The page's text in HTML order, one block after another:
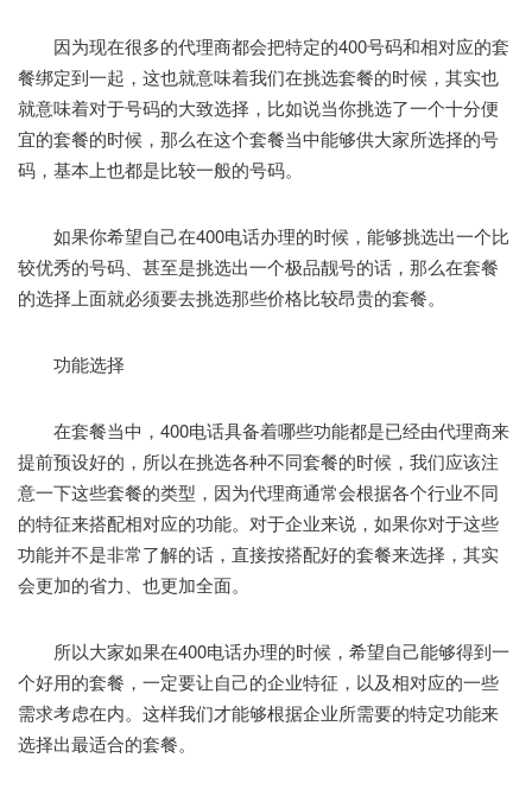
因为现在很多的代理商都会把特定的400号码和相对应的套
餐绑定到一起，这也就意味着我们在挑选套餐的时候，其实也
就意味着对于号码的大致选择，比如说当你挑选了一个十分便
宜的套餐的时候，那么在这个套餐当中能够供大家所选择的号
码，基本上也都是比较一般的号码。
如果你希望自己在400电话办理的时候，能够挑选出一个比
较优秀的号码、甚至是挑选出一个极品靓号的话，那么在套餐
的选择上面就必须要去挑选那些价格比较昂贵的套餐。
功能选择
在套餐当中，400电话具备着哪些功能都是已经由代理商来
提前预设好的，所以在挑选各种不同套餐的时候，我们应该注
意一下这些套餐的类型，因为代理商通常会根据各个行业不同
的特征来搭配相对应的功能。对于企业来说，如果你对于这些
功能并不是非常了解的话，直接按搭配好的套餐来选择，其实
会更加的省力、也更加全面。
所以大家如果在400电话办理的时候，希望自己能够得到一
个好用的套餐，一定要让自己的企业特征，以及相对应的一些
需求考虑在内。这样我们才能够根据企业所需要的特定功能来
选择出最适合的套餐。